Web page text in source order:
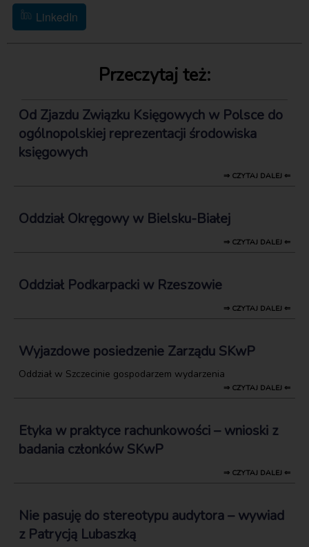
LinkedIn
Przeczytaj też:
Od Zjazdu Związku Księgowych w Polsce do
ogólnopolskiej reprezentacji środowiska
księgowych
⇒ CZYTAJ DALEJ ⇐
Oddział Okręgowy w Bielsku-Białej
⇒ CZYTAJ DALEJ ⇐
Oddział Podkarpacki w Rzeszowie
⇒ CZYTAJ DALEJ ⇐
Wyjazdowe posiedzenie Zarządu SKwP
Oddział w Szczecinie gospodarzem wydarzenia
⇒ CZYTAJ DALEJ ⇐
Etyka w praktyce rachunkowości – wnioski z
badania członków SKwP
⇒ CZYTAJ DALEJ ⇐
Nie pasuję do stereotypu audytora – wywiad
z Patrycją Lubaszką